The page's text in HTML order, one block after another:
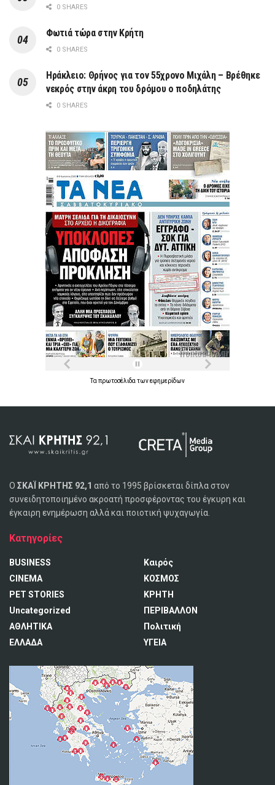
0 SHARES
Φωτιά τώρα στην Κρήτη
0 SHARES
Ηράκλειο: Θρήνος για τον 55χρονο Μιχάλη – Βρέθηκε
νεκρός στην άκρη του δρόμου ο ποδηλάτης
0 SHARES
Ταπρωτοσέλιδατωνεφημερίδων
Ο ΣΚΑΪ ΚΡΗΤΗΣ 92,1 από το 1995 βρίσκεται δίπλα στον
συνειδητοποιημένο ακροατή προσφέροντας του έγκυρη και
έγκαιρη ενημέρωση αλλά και ποιοτική ψυχαγωγία.
Κατηγορίες
BUSINESS
CINEMA
PET STORIES
Uncategorized
ΑΘΛΗΤΙΚΑ
ΕΛΛΑΔΑ
Καιρός
ΚΟΣΜΟΣ
ΚΡΗΤΗ
ΠΕΡΙΒΑΛΛΟΝ
Πολιτική
ΥΓΕΙΑ